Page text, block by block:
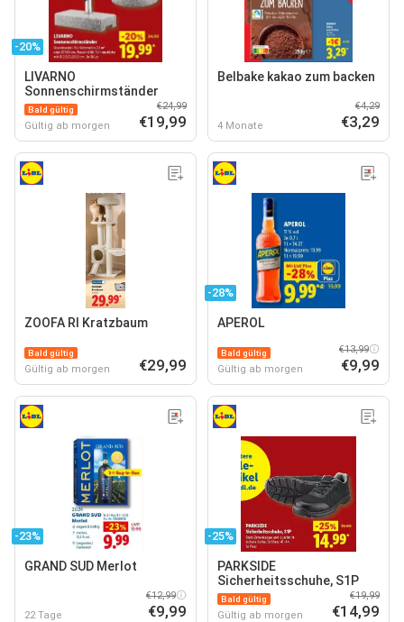
-20%
LIVARNO
Sonnenschirmständer
Bald gültig
Gültig ab morgen
€24,99
€19,99
Belbake kakao zum backen
4 Monate
€4,29
€3,29
ZOOFA RI Kratzbaum
Bald gültig
Gültig ab morgen €29,99
-28%
APEROL
Bald gültig
Gültig ab morgen
€13,99
€9,99
-23%
GRAND SUD Merlot
22 Tage
€12,99
€9,99
-25%
PARKSIDE
Sicherheitsschuhe, S1P
Bald gültig
Gültig ab morgen
€19,99
€14,99